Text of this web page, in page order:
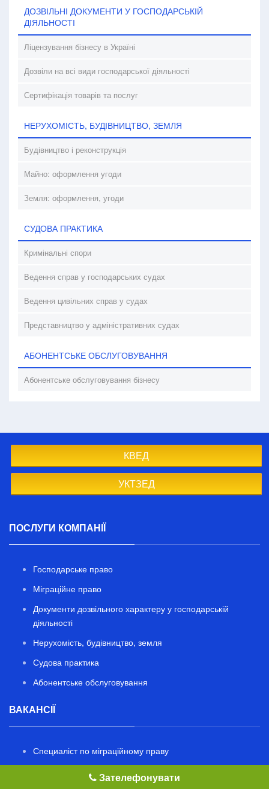
ДОЗВІЛЬНІ ДОКУМЕНТИ У ГОСПОДАРСЬКІЙ
ДІЯЛЬНОСТІ
Ліцензування бізнесу в Україні
Дозвіли на всі види господарської діяльності
Сертифікація товарів та послуг
НЕРУХОМІСТЬ, БУДІВНИЦТВО, ЗЕМЛЯ
Будівництво і реконструкція
Майно: оформлення угоди
Земля: оформлення, угоди
СУДОВА ПРАКТИКА
Кримінальні спори
Ведення справ у господарських судах
Ведення цивільних справ у судах
Представництво у адміністративних судах
АБОНЕНТСЬКЕ ОБСЛУГОВУВАННЯ
Абонентське обслуговування бізнесу
КВЕД
УКТЗЕД
ПОСЛУГИ КОМПАНІЇ
Господарське право
Міграційне право
Документи дозвільного характеру у господарській
діяльності
Нерухомість, будівництво, земля
Судова практика
Абонентське обслуговування
ВАКАНСІЇ
Специаліст по міграційному праву
Спеціаліст зі стандартизації та сертифікації
Зателефонувати